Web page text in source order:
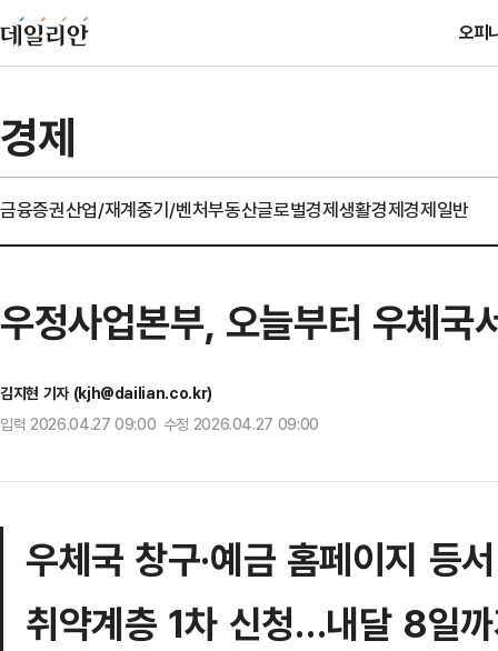
오피
경제
금융증권산업/재계중기/벤처부동산글로벌경제생활경제경제일반
우정사업본부, 오늘부터 우체국
김지현 기자 (kjh@dailian.co.kr)
입력 2026.04.27 09:00 수정 2026.04.27 09:00
우체국 창구·예금 홈페이지 등
취약계층 1차 신청…내달 8일